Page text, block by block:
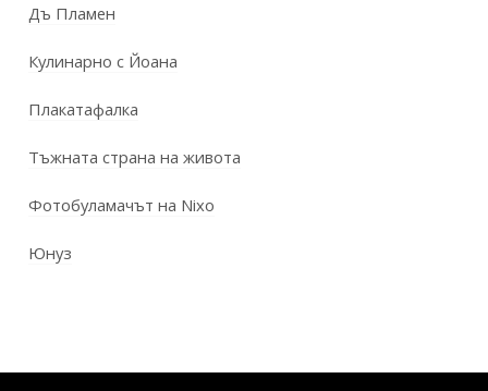
Дъ Пламен
Кулинарно с Йоана
Плакатафалка
Тъжната страна на живота
Фотобуламачът на Nixo
Юнуз